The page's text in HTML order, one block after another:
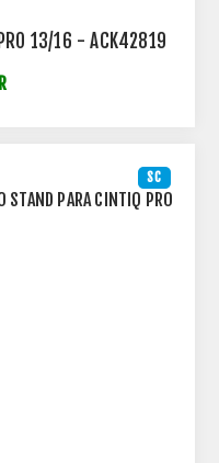
13/16 - ACK42819
SC